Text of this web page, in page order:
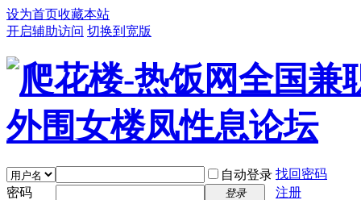
设为首页收藏本站
开启辅助访问 切换到宽版
自动登录 找回密码
密码
登录 注册